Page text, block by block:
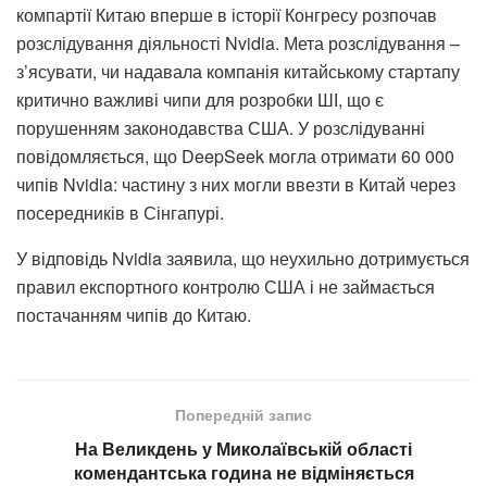
компартії Китаю вперше в історії Конгресу розпочав
розслідування діяльності Nvidia. Мета розслідування –
з’ясувати, чи надавала компанія китайському стартапу
критично важливі чипи для розробки ШІ, що є
порушенням законодавства США. У розслідуванні
повідомляється, що DeepSeek могла отримати 60 000
чипів Nvidia: частину з них могли ввезти в Китай через
посередників в Сінгапурі.
У відповідь Nvidia заявила, що неухильно дотримується
правил експортного контролю США і не займається
постачанням чипів до Китаю.
Попередній запис
На Великдень у Миколаївській області
комендантська година не відміняється